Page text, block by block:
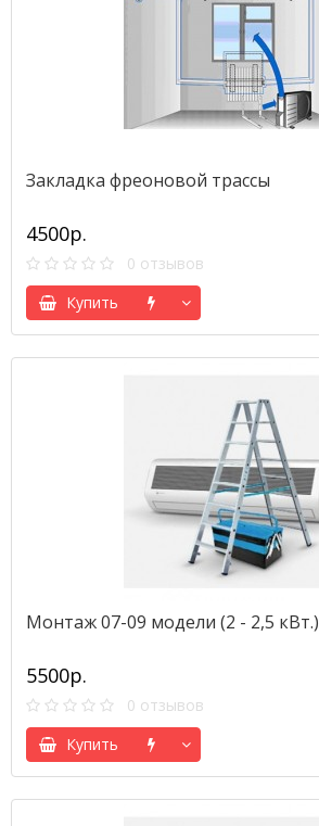
Закладка фреоновой трассы
4500р.
0 отзывов
Купить
Монтаж 07-09 модели (2 - 2,5 кВт.)
5500р.
0 отзывов
Купить